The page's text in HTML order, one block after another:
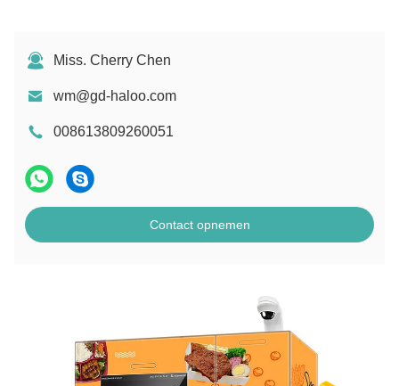
Miss. Cherry Chen
wm@gd-haloo.com
008613809260051
Contact opnemen